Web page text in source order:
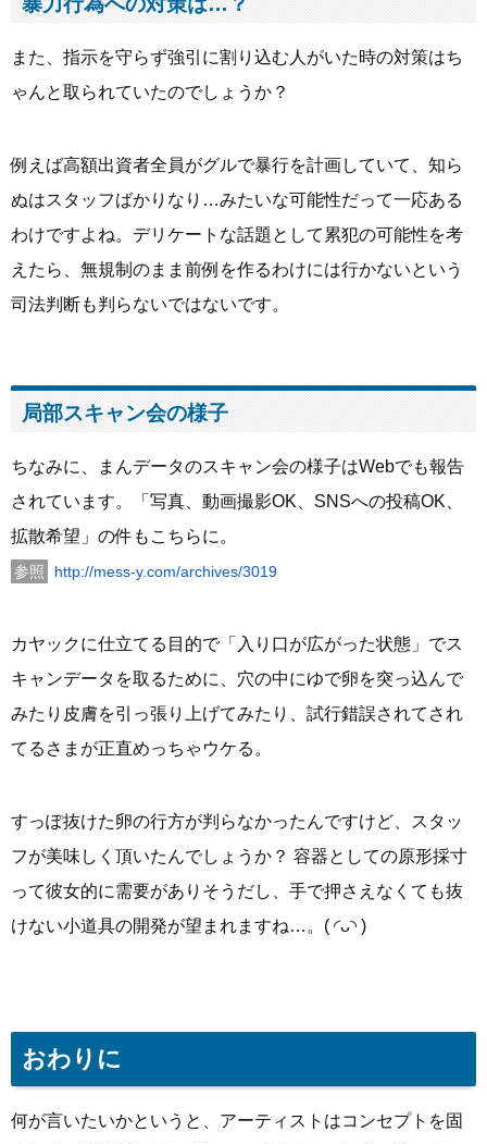
また、指示を守らず強引に割り込む人がいた時の対策はち
ゃんと取られていたのでしょうか？
例えば高額出資者全員がグルで暴行を計画していて、知ら
ぬはスタッフばかりなり…みたいな可能性だって一応ある
わけですよね。デリケートな話題として累犯の可能性を考
えたら、無規制のまま前例を作るわけには行かないという
司法判断も判らないではないです。
局部スキャン会の様子
ちなみに、まんデータのスキャン会の様子はWebでも報告
されています。「写真、動画撮影OK、SNSへの投稿OK、
拡散希望」の件もこちらに。
http://mess-y.com/archives/3019
カヤックに仕立てる目的で「入り口が広がった状態」でス
キャンデータを取るために、穴の中にゆで卵を突っ込んで
みたり皮膚を引っ張り上げてみたり、試行錯誤されてされ
てるさまが正直めっちゃウケる。
すっぽ抜けた卵の行方が判らなかったんですけど、スタッ
フが美味しく頂いたんでしょうか？ 容器としての原形採寸
って彼女的に需要がありそうだし、手で押さえなくても抜
けない小道具の開発が望まれますね…。( ◜ᴗ◝ )
おわりに
何が言いたいかというと、アーティストはコンセプトを固